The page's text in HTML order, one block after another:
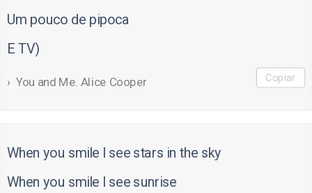
Um pouco de pipoca
E TV)
You and Me. Alice Cooper Copiar
When you smile I see stars in the sky
When you smile I see sunrise